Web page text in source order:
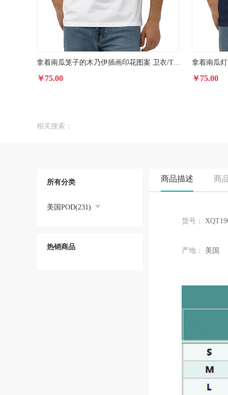
拿着南瓜笼子的木乃伊插画印花图案 卫衣/T恤印花图案
￥75.00 ￥75.00
相关搜索：
所有分类
美国POD(231)
热销商品
商品描述 商
货号：
产地： 美国